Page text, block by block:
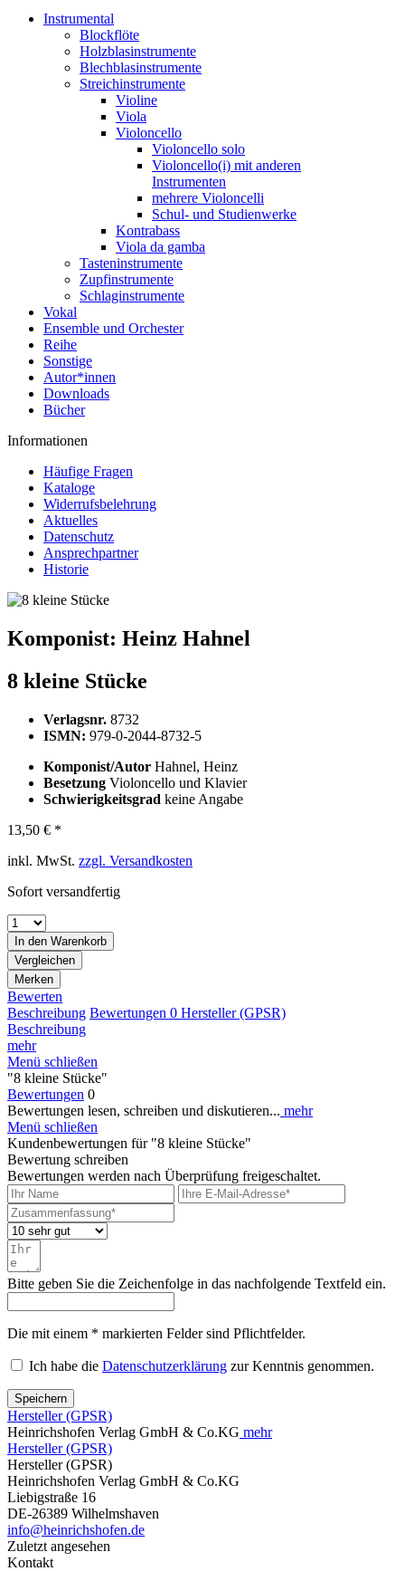
Instrumental
Blockflöte
Holzblasinstrumente
Blechblasinstrumente
Streichinstrumente
Violine
Viola
Violoncello
Violoncello solo
Violoncello(i) mit anderen
Instrumenten
mehrere Violoncelli
Schul- und Studienwerke
Kontrabass
Viola da gamba
Tasteninstrumente
Zupfinstrumente
Schlaginstrumente
Vokal
Ensemble und Orchester
Reihe
Sonstige
Autor*innen
Downloads
Bücher
Informationen
Häufige Fragen
Kataloge
Widerrufsbelehrung
Aktuelles
Datenschutz
Ansprechpartner
Historie
Komponist: Heinz Hahnel
8 kleine Stücke
Verlagsnr. 8732
ISMN: 979-0-2044-8732-5
Komponist/Autor Hahnel, Heinz
Besetzung Violoncello und Klavier
Schwierigkeitsgrad keine Angabe
13,50 € *
inkl. MwSt. zzgl. Versandkosten
Sofort versandfertig
In den Warenkorb
Vergleichen
Merken
Bewerten
Beschreibung Bewertungen 0 Hersteller (GPSR)
Beschreibung
mehr
Menü schließen
"8 kleine Stücke"
Bewertungen 0
Bewertungen lesen, schreiben und diskutieren... mehr
Menü schließen
Kundenbewertungen für "8 kleine Stücke"
Bewertung schreiben
Bewertungen werden nach Überprüfung freigeschaltet.
Bitte geben Sie die Zeichenfolge in das nachfolgende Textfeld ein.
Die mit einem * markierten Felder sind Pflichtfelder.
Ich habe die Datenschutzerklärung zur Kenntnis genommen.
Speichern
Hersteller (GPSR)
Heinrichshofen Verlag GmbH & Co.KG mehr
Hersteller (GPSR)
Hersteller (GPSR)
Heinrichshofen Verlag GmbH & Co.KG
Liebigstraße 16
DE-26389 Wilhelmshaven
info@heinrichshofen.de
Zuletzt angesehen
Kontakt